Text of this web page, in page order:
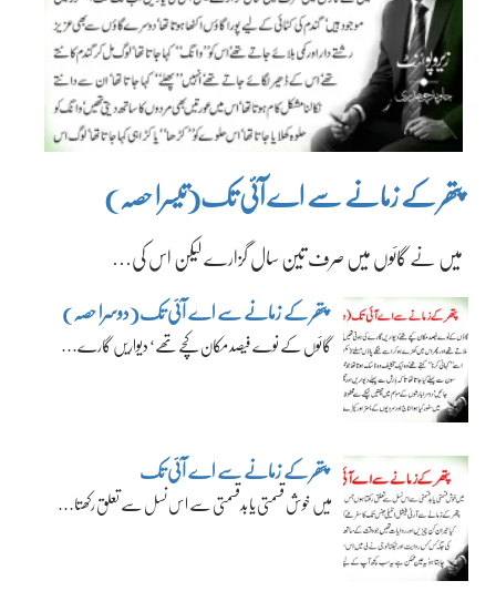
پتھر کے زمانے سے اے آئی تک(تیسرا حصہ)
میں نے گائوں میں صرف تین سال گزارے لیکن اس کی…
پتھر کے زمانے سے اے آئی تک(دوسرا حصہ)
گائوں کے نوے فیصد مکان کچے تھے‘ دیواریں گارے…
پتھر کے زمانے سے اے آئی تک
میں خوش قسمتی یا بدقسمتی سے اس نسل سے تعلق رکھتا…